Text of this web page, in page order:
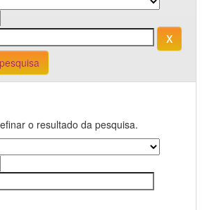
o resultado da pesquisa.